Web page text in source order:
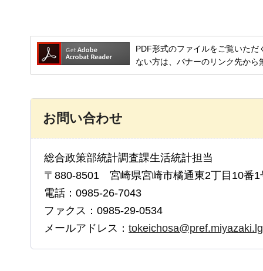
PDF形式のファイルをご覧いた
ない方は、バナーのリンク先か
お問い合わせ
総合政策部統計調査課生活統計担当
〒880-8501 宮崎県宮崎市橘通東2丁目10番1
電話：0985-26-7043
ファクス：0985-29-0534
メールアドレス：